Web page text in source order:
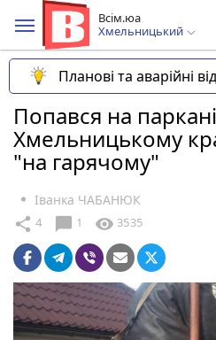
Всім.юа
Хмельницький
Планові та аварійні
Попався на
Хмельницькому
"на гарячому"
Іванка ЧАБАНЮК
share 4 chat_bubble 1 visibility 3535